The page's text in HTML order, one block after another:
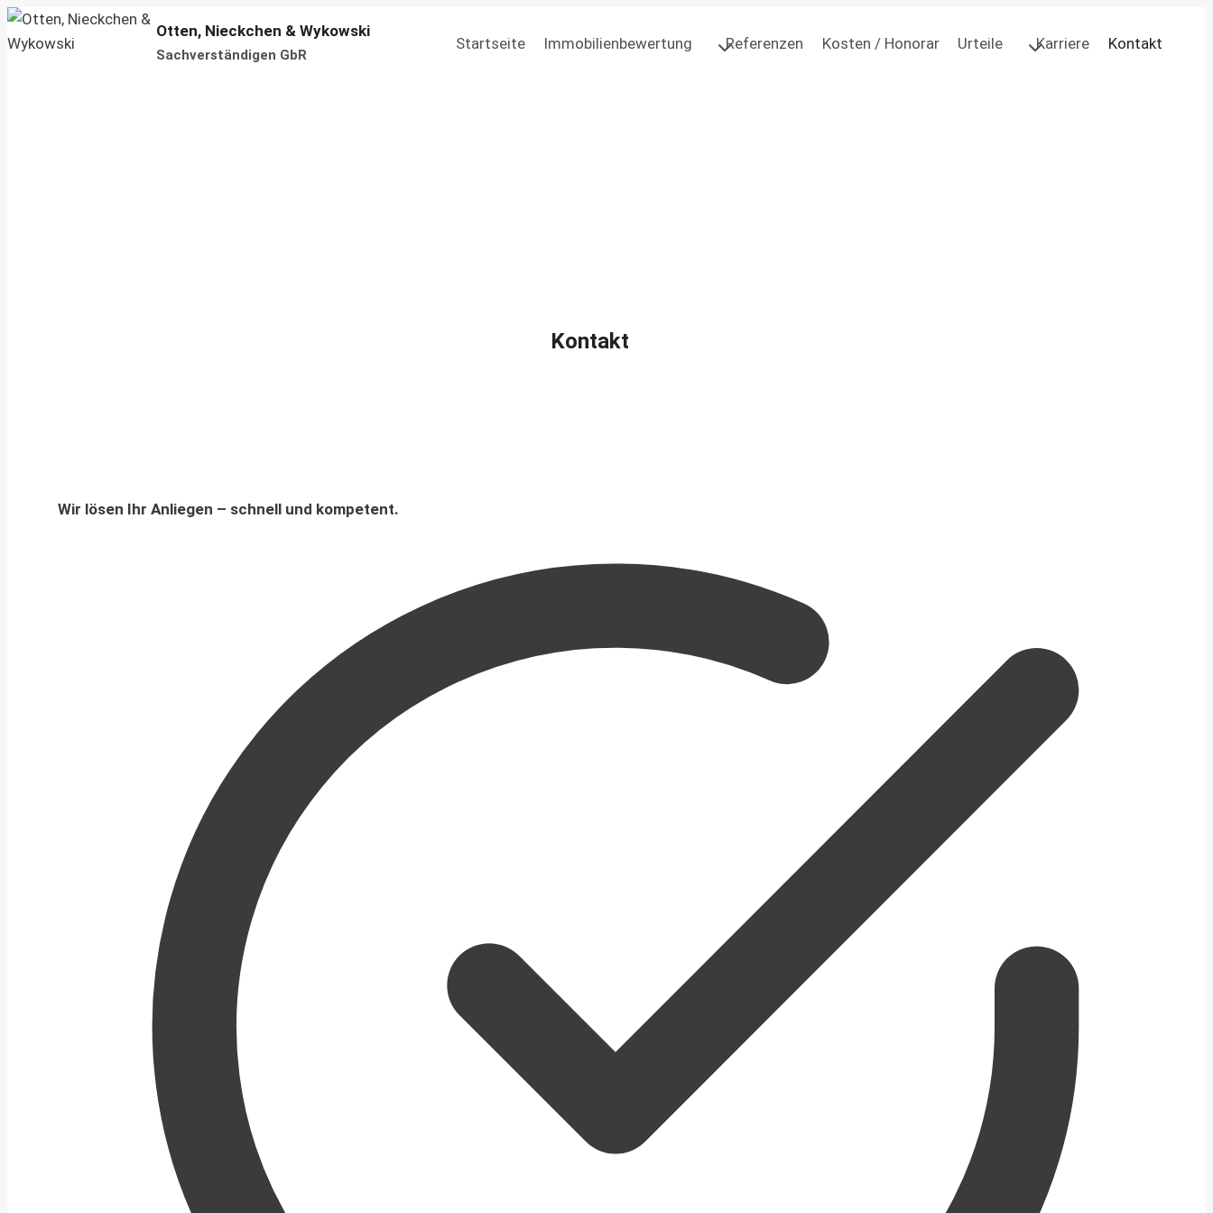
Zum
Inhalt
Otten, Nieckchen & Wykowski
Sachverständigen GbR
Startseite Immobilienbewertung Referenzen Kosten / Honorar Urteile Karriere Kontakt
Kontakt
Wir lösen Ihr Anliegen – schnell und kompetent.